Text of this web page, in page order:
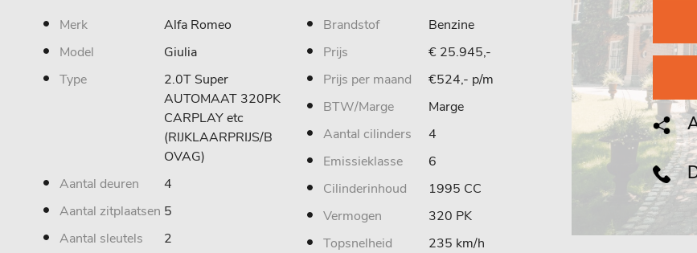
Merk
Alfa Romeo
Model
Giulia
Type
2.0T Super
AUTOMAAT 320PK
CARPLAY etc
(RIJKLAARPRIJS/B
OVAG)
Aantal deuren
4
Aantal zitplaatsen 5
Aantal sleutels
2
Brandstof
Benzine
Prijs
€ 25.945,-
Prijs per maand
€524,- p/m
BTW/Marge
Marge
Aantal cilinders
4
Emissieklasse
6
Cilinderinhoud
1995 CC
Vermogen
320 PK
Topsnelheid
235 km/h